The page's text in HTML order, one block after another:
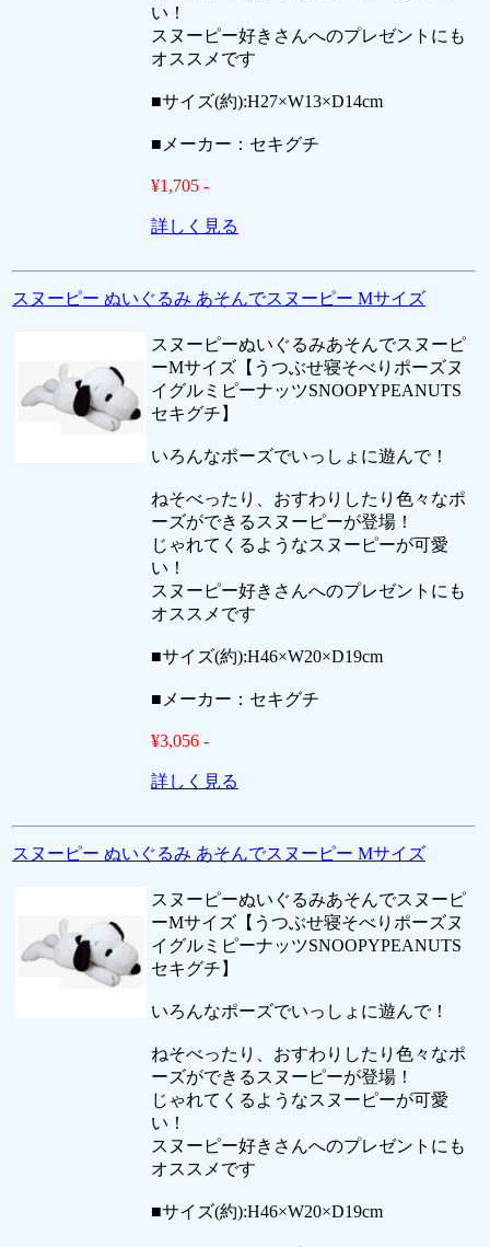
い！
スヌーピー好きさんへのプレゼントにも
オススメです
■サイズ(約):H27×W13×D14cm
■メーカー：セキグチ
¥1,705 -
詳しく見る
スヌーピー ぬいぐるみ あそんでスヌーピー Mサイズ
スヌーピーぬいぐるみあそんでスヌーピ
ーMサイズ【うつぶせ寝そべりポーズヌ
イグルミピーナッツSNOOPYPEANUTS
セキグチ】
いろんなポーズでいっしょに遊んで！
ねそべったり、おすわりしたり色々なポ
ーズができるスヌーピーが登場！
じゃれてくるようなスヌーピーが可愛
い！
スヌーピー好きさんへのプレゼントにも
オススメです
■サイズ(約):H46×W20×D19cm
■メーカー：セキグチ
¥3,056 -
詳しく見る
スヌーピー ぬいぐるみ あそんでスヌーピー Mサイズ
スヌーピーぬいぐるみあそんでスヌーピ
ーMサイズ【うつぶせ寝そべりポーズヌ
イグルミピーナッツSNOOPYPEANUTS
セキグチ】
いろんなポーズでいっしょに遊んで！
ねそべったり、おすわりしたり色々なポ
ーズができるスヌーピーが登場！
じゃれてくるようなスヌーピーが可愛
い！
スヌーピー好きさんへのプレゼントにも
オススメです
■サイズ(約):H46×W20×D19cm